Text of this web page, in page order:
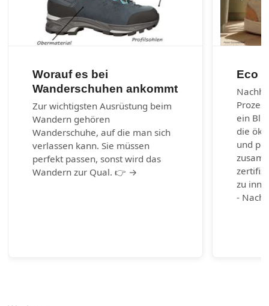
Worauf es bei
Wanderschuhen ankommt
Zur wichtigsten Ausrüstung beim
Wandern gehören
Wanderschuhe, auf die man sich
verlassen kann. Sie müssen
perfekt passen, sonst wird das
Wandern zur Qual. 👉 →
Eco
ein
die
und
zu
-